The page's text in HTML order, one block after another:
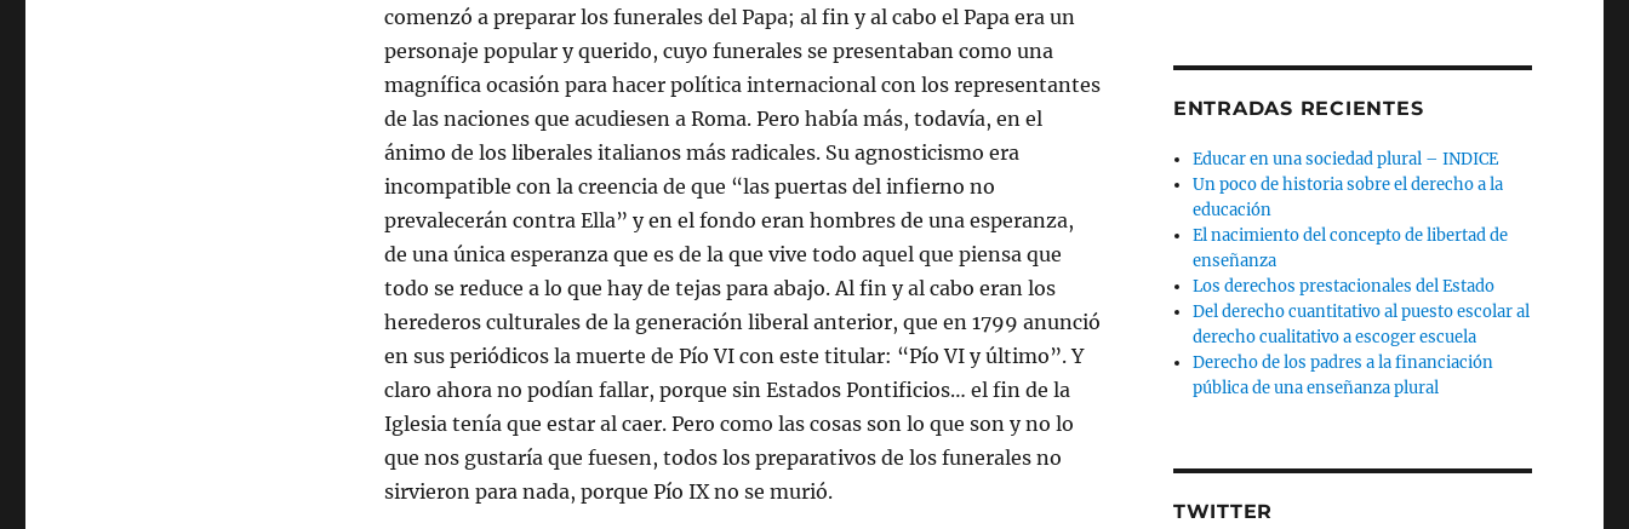
comenzó a preparar los funerales del Papa; al fin y al cabo el Papa era un
personaje popular y querido, cuyo funerales se presentaban como una
magnífica ocasión para hacer política internacional con los representantes
de las naciones que acudiesen a Roma. Pero había más, todavía, en el
ánimo de los liberales italianos más radicales. Su agnosticismo era
incompatible con la creencia de que “las puertas del infierno no
prevalecerán contra Ella” y en el fondo eran hombres de una esperanza,
de una única esperanza que es de la que vive todo aquel que piensa que
todo se reduce a lo que hay de tejas para abajo. Al fin y al cabo eran los
herederos culturales de la generación liberal anterior, que en 1799 anunció
en sus periódicos la muerte de Pío VI con este titular: “Pío VI y último”. Y
claro ahora no podían fallar, porque sin Estados Pontificios… el fin de la
Iglesia tenía que estar al caer. Pero como las cosas son lo que son y no lo
que nos gustaría que fuesen, todos los preparativos de los funerales no
sirvieron para nada, porque Pío IX no se murió.
ENTRADAS RECIENTES
Educar en una sociedad plural – INDICE
Un poco de historia sobre el derecho a la
educación
El nacimiento del concepto de libertad de
enseñanza
Los derechos prestacionales del Estado
Del derecho cuantitativo al puesto escolar al
derecho cualitativo a escoger escuela
Derecho de los padres a la financiación
pública de una enseñanza plural
TWITTER